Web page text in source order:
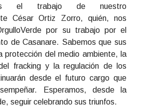
el trabajo de nuestro
César Ortiz Zorro, quién, nos
por su trabajo por el
de Casanare. Sabemos que sus
protección del medio ambiente, la
fracking y la regulación de los
desde el futuro cargo que
Esperamos, desde la
seguir celebrando sus triunfos.